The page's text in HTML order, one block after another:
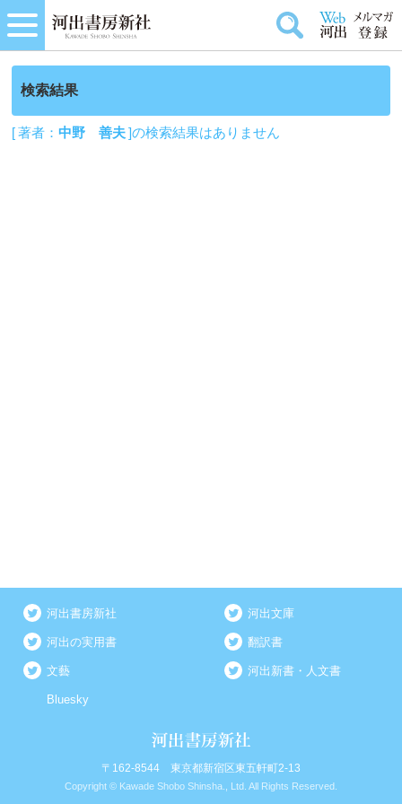
検索結果
[ 著者：中野 善夫]の検索結果はありません
河出書房新社 河出文庫
河出の実用書 翻訳書
文藝 河出新書・人文書
Bluesky
〒162-8544 東京都新宿区東五軒町2-13
Copyright © Kawade Shobo Shinsha., Ltd. All Rights Reserved.